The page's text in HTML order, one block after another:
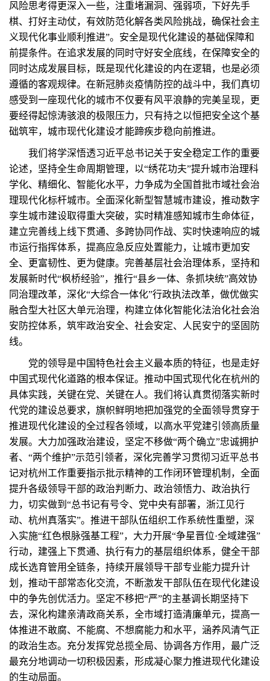
风险思考得更深入一些，注重堵漏洞、强弱项，下好先手
棋、打好主动仗，有效防范化解各类风险挑战，确保社会主
义现代化事业顺利推进”。安全是现代化建设的基础保障和
前提条件。在追求发展的同时守好安全底线，在保障安全的
同时达成发展目标，既是现代化建设的内在逻辑，也是必须
遵循的客观规律。在新冠肺炎疫情防控的战斗中，我们真切
感受到一座现代化的城市不仅要有风平浪静的完美呈现，更
要经得起惊涛骇浪的极限压力，只有持之以恒把安全这个基
础筑牢，城市现代化建设才能蹄疾步稳向前推进。
我们将学深悟透习近平总书记关于安全稳定工作的重要
论述，坚持全生命周期管理，以“绣花功夫”提升城市治理科
学化、精细化、智能化水平，力争成为全国首批市域社会治
理现代化标杆城市。全面深化新型智慧城市建设，推动数字
孪生城市建设取得重大突破，实时精准感知城市生命体征，
建立完善线上线下贯通、多跨协同作战、实时快速响应的城
市运行指挥体系，提高应急反应处置能力，让城市更加安
全、更富韧性、更为健康。完善基层社会治理体系，坚持和
发展新时代“枫桥经验”，推行“县乡一体、条抓块统”高效协
同治理改革，深化“大综合一体化”行政执法改革，做优做实
融合型大社区大单元治理，构建立体化智能化法治化社会治
安防控体系，筑牢政治安全、社会安定、人民安宁的坚固防
线。
党的领导是中国特色社会主义最本质的特征，也是走好
中国式现代化道路的根本保证。推动中国式现代化在杭州的
具体实践，关键在党、关键在人。我们将认真贯彻落实新时
代党的建设总要求，旗帜鲜明地把加强党的全面领导贯穿于
推进现代化建设的全过程各领域，以高水平党建引领高质量
发展。大力加强政治建设，坚定不移做“两个确立”忠诚拥护
者、“两个维护”示范引领者，深化完善学习贯彻习近平总书
记对杭州工作重要指示批示精神的工作闭环管理机制，全面
提升各级领导干部的政治判断力、政治领悟力、政治执行
力，切实做到“总书记有号令、党中央有部署，浙江见行
动、杭州真落实”。推进干部队伍组织工作系统性重塑，深
入实施“红色根脉强基工程”，大力开展“争星晋位·全域建强”
行动，建强上下贯通、执行有力的基层组织体系，健全干部
成长选育管用全链条，持续开展领导干部专业能力提升计
划，推动干部常态化交流，不断激发干部队伍在现代化建设
中的争先创优活力。坚定不移把“严”的主基调长期坚持下
去，深化构建亲清政商关系，全市域打造清廉单元，提高一
体推进不敢腐、不能腐、不想腐能力和水平，涵养风清气正
的政治生态。充分发挥党总揽全局、协调各方作用，最广泛
最充分地调动一切积极因素，形成凝心聚力推进现代化建设
的生动局面。